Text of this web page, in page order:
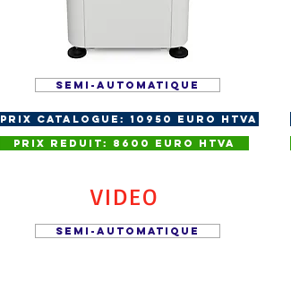
SEMI-AUTOMATIQUE
Prix Catalogue: 10950 euro HTVA
Prix Reduit: 8600 euro HTVA
VIDEO
SEMI-AUTOMATIQUE